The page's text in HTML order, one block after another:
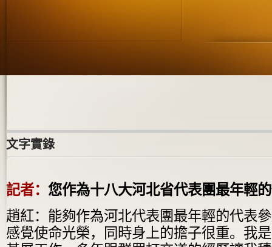
文字實錄
記者： 您作為十八大河北省代表團最年輕
趙紅：能夠作為河北代表團最年輕的代表
感覺使命光榮，同時身上的擔子很重。我